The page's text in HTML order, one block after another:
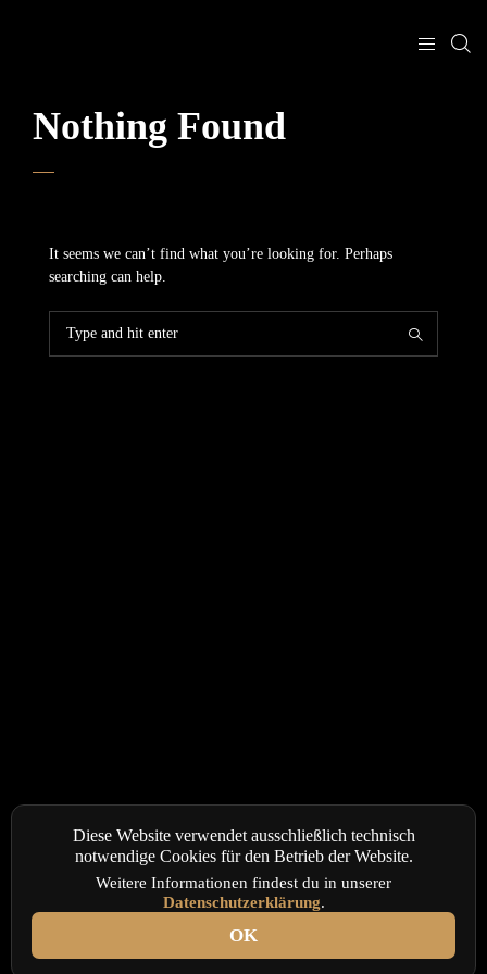
Nothing Found
It seems we can’t find what you’re looking for. Perhaps
searching can help.
Diese Website verwendet ausschließlich technisch
notwendige Cookies für den Betrieb der Website.
Weitere Informationen findest du in unserer
Datenschutzerklärung.
OK